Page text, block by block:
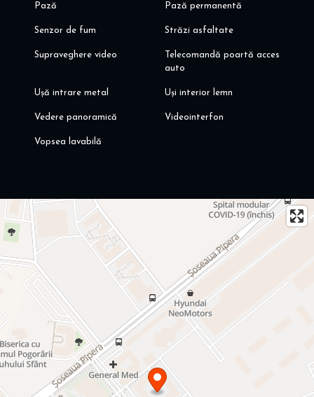
Pază Pază permanentă
Senzor de fum Străzi asfaltate
Supraveghere video
Telecomandă poartă acces
auto
Ușă intrare metal Uși interior lemn
Vedere panoramică Videointerfon
Vopsea lavabilă